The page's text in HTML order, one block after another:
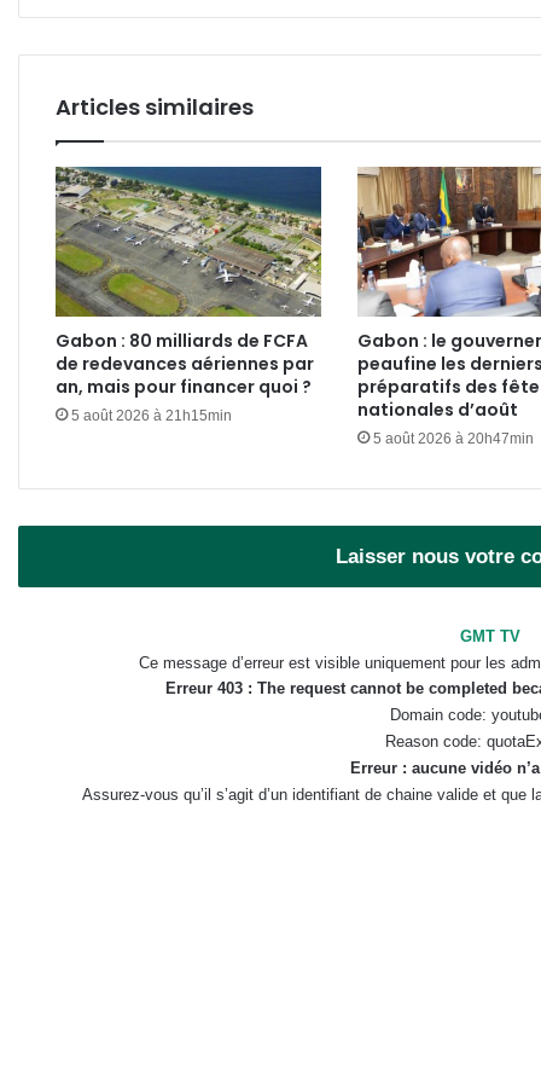
!
Articles similaires
Gabon : 80 milliards de FCFA
de redevances aériennes par
an, mais pour financer quoi ?
5 août 2026 à 21h15min
Gabon : le
peaufine les
préparatifs des
nationales d’août
5 août 2026 à 20h47min
Laisser nous votre
GMT TV
Ce message d’erreur est visible uniquement pour les
Erreur 403 : The request cannot be completed
Domain code:
Reason code:
Erreur : aucune vidéo
Assurez-vous qu’il s’agit d’un identifiant de chaine valide et